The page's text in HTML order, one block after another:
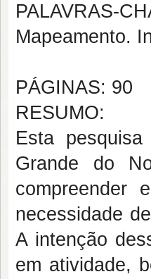
PALAVRAS-
Mapeamento.
PÁGINAS: 90
RESUMO:
Esta
Grande do
compreender
necessidade
A intenção
em atividade,